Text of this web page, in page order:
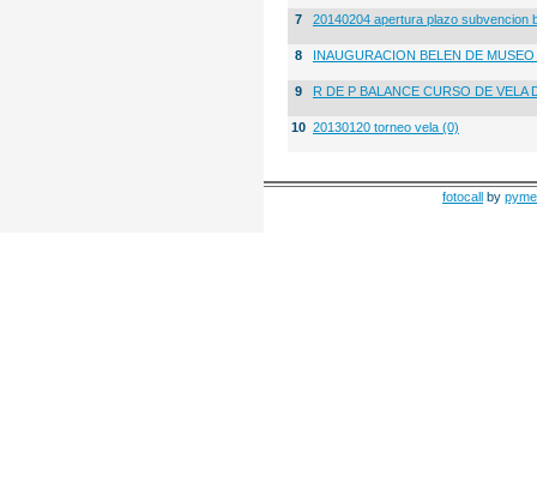
7 20140204 apertura plazo subvencion
8 INAUGURACION BELEN DE
9 R DE P BALANCE CURSO DE VELA
10 20130120 torneo vela (0)
fotocall by